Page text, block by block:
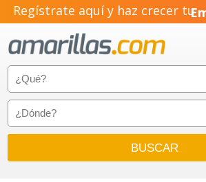
Regístrate aquí y haz crecer tu